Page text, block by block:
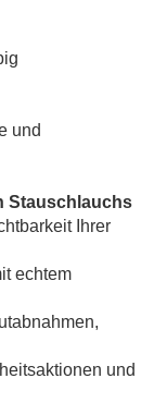
und
Stauschlauchs
Ihrer
echtem
und